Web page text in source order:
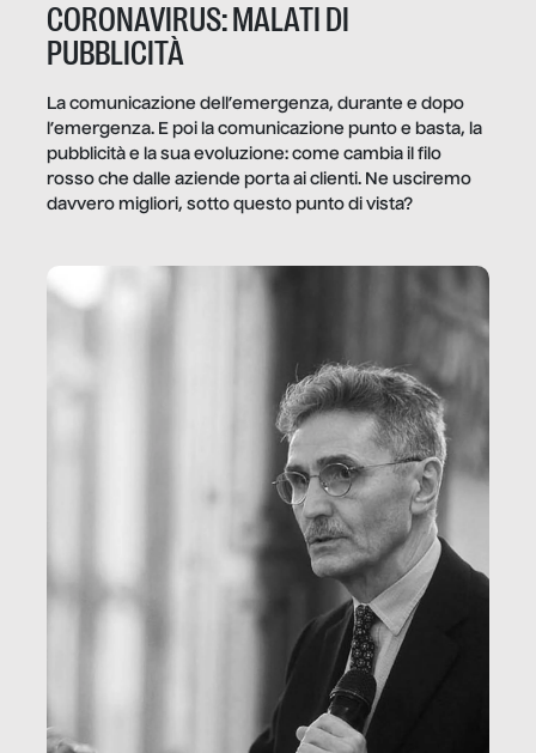
CORONAVIRUS: MALATI DI
PUBBLICITÀ
La comunicazione dell’emergenza, durante e dopo
l’emergenza. E poi la comunicazione punto e basta, la
pubblicità e la sua evoluzione: come cambia il filo
rosso che dalle aziende porta ai clienti. Ne usciremo
davvero migliori, sotto questo punto di vista?